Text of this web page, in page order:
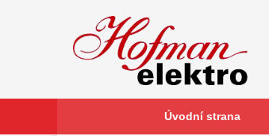
Úvodní strana